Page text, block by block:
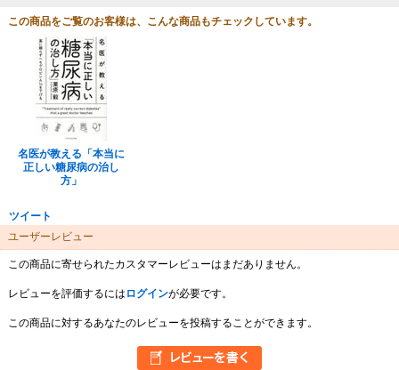
この商品をご覧のお客様は、こんな商品もチェックしています。
名医が教える「本当に
正しい糖尿病の治し
方」
ツイート
ユーザーレビュー
この商品に寄せられたカスタマーレビューはまだありません。
レビューを評価するには ログインが必要です。
この商品に対するあなたのレビューを投稿することができます。